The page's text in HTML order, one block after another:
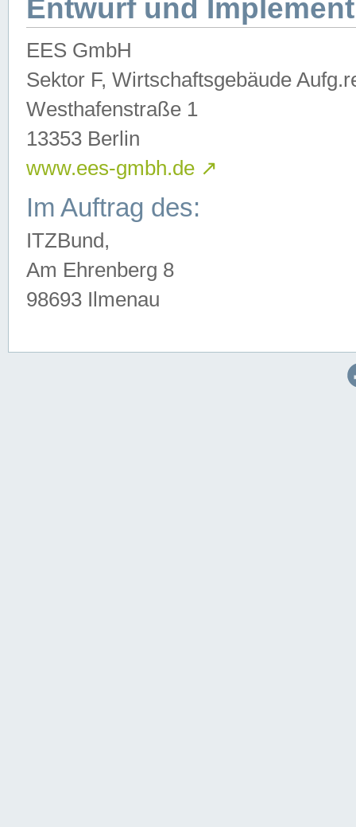
Entwurf und
EES GmbH
Sektor F, Wirtschaftsgebäude
Westhafenstraße 1
13353 Berlin
www.ees-gmbh.de ↗
Im Auftrag des:
ITZBund,
Am Ehrenberg 8
98693 Ilmenau